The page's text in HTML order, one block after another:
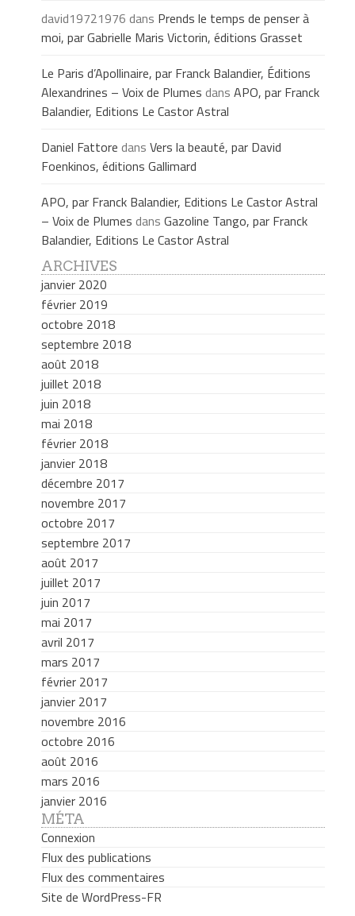
david19721976 dans Prends le temps de penser à
moi, par Gabrielle Maris Victorin, éditions Grasset
Le Paris d’Apollinaire, par Franck Balandier, Éditions
Alexandrines – Voix de Plumes dans APO, par Franck
Balandier, Editions Le Castor Astral
Daniel Fattore dans Vers la beauté, par David
Foenkinos, éditions Gallimard
APO, par Franck Balandier, Editions Le Castor Astral
– Voix de Plumes dans Gazoline Tango, par Franck
Balandier, Editions Le Castor Astral
ARCHIVES
janvier 2020
février 2019
octobre 2018
septembre 2018
août 2018
juillet 2018
juin 2018
mai 2018
février 2018
janvier 2018
décembre 2017
novembre 2017
octobre 2017
septembre 2017
août 2017
juillet 2017
juin 2017
mai 2017
avril 2017
mars 2017
février 2017
janvier 2017
novembre 2016
octobre 2016
août 2016
mars 2016
janvier 2016
MÉTA
Connexion
Flux des publications
Flux des commentaires
Site de WordPress-FR